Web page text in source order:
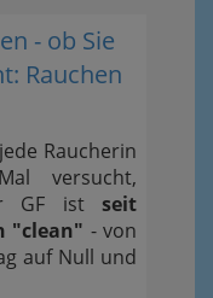
- ob Sie
Rauchen
Raucherin
versucht,
GF ist seit
"clean" - von
auf Null und